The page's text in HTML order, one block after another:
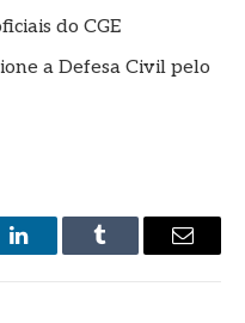
do CGE
a Defesa Civil pelo
LinkedInTumblr
E-